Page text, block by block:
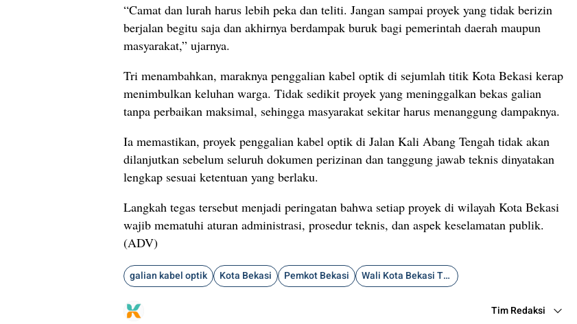
“Camat dan lurah harus lebih peka dan teliti. Jangan sampai proyek yang tidak berizin
berjalan begitu saja dan akhirnya berdampak buruk bagi pemerintah daerah maupun
masyarakat,” ujarnya.
Tri menambahkan, maraknya penggalian kabel optik di sejumlah titik Kota Bekasi kerap
menimbulkan keluhan warga. Tidak sedikit proyek yang meninggalkan bekas galian
tanpa perbaikan maksimal, sehingga masyarakat sekitar harus menanggung dampaknya.
Ia memastikan, proyek penggalian kabel optik di Jalan Kali Abang Tengah tidak akan
dilanjutkan sebelum seluruh dokumen perizinan dan tanggung jawab teknis dinyatakan
lengkap sesuai ketentuan yang berlaku.
Langkah tegas tersebut menjadi peringatan bahwa setiap proyek di wilayah Kota Bekasi
wajib mematuhi aturan administrasi, prosedur teknis, dan aspek keselamatan publik.
(ADV)
galian kabel optik Kota Bekasi Pemkot Bekasi Wali Kota Bekasi Tri Adhianto
Tim Redaksi